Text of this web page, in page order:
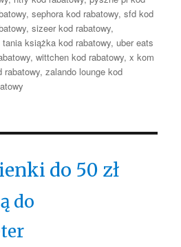
,sephora kod rabatowy,sfd kod
,sizeer kod rabatowy,
tania książka kod rabatowy, uber eats
,wittchen kod rabatowy,x kom
rabatowy,zalando lounge kod
do 50 zł
do